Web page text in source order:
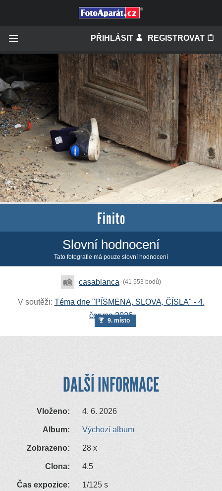
PŘIHLÁSIT REGISTROVAT
Zapamatovat
Zapomněli jste heslo?
Měli jste účet na starém webu?
Finito
Slovní hodnocení
Tato fotografie má pouze slovní hodnocení
casablanca (41 553 bodů)
V soutěži: Téma dne "PÍSMENA, SLOVA, ČÍSLA" - 4.
června 2026
9. místo
DALŠÍ INFORMACE
Vloženo: 4. 6. 2026
Album: Výchozí album
Zobrazeno: 28 x
Clona: 4.5
Čas expozice: 1/125 s